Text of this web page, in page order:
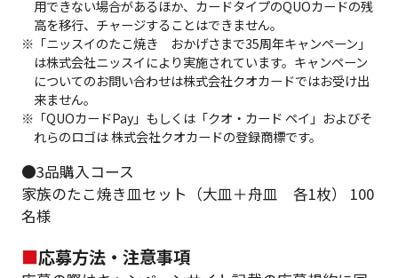
用できない場合があるほか、カードタイプのQUOカードの残
高を移行、チャージすることはできません。
※「ニッスイのたこ焼き おかげさまで35周年キャンペーン」
は株式会社ニッスイにより実施されています。キャンペーン
についてのお問い合わせは株式会社クオカードではお受け出
来ません。
※「QUOカードPay」もしくは「クオ・カード ペイ」およびそ
れらのロゴは 株式会社クオカードの登録商標です。
●3品購入コース
家族のたこ焼き皿セット（大皿＋舟皿 各1枚） 100
名様
■応募方法・注意事項